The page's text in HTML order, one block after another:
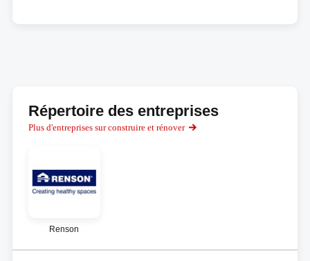
Répertoire des entreprises
Plus d'entreprises sur construire et rénover
Renson